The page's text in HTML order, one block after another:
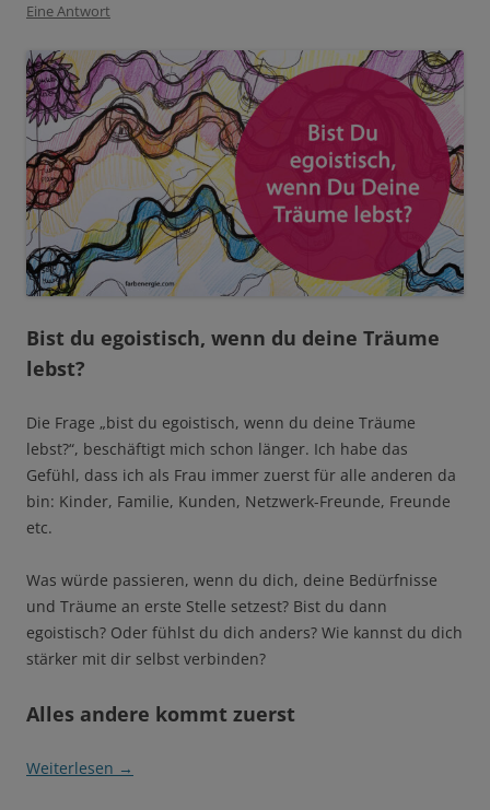
Eine Antwort
Bist du egoistisch, wenn du deine Träume
lebst?
Die Frage „bist du egoistisch, wenn du deine Träume
lebst?“, beschäftigt mich schon länger. Ich habe das
Gefühl, dass ich als Frau immer zuerst für alle anderen da
bin: Kinder, Familie, Kunden, Netzwerk-Freunde, Freunde
etc.
Was würde passieren, wenn du dich, deine Bedürfnisse
und Träume an erste Stelle setzest? Bist du dann
egoistisch? Oder fühlst du dich anders? Wie kannst du dich
stärker mit dir selbst verbinden?
Alles andere kommt zuerst
Weiterlesen →